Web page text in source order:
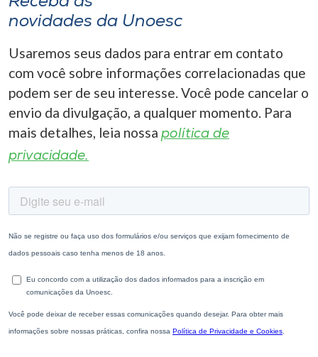
novidades da Unoesc
Usaremos seus dados para entrar em contato
com você sobre informações correlacionadas que
podem ser de seu interesse. Você pode cancelar o
envio da divulgação, a qualquer momento. Para
mais detalhes, leia nossa política de
privacidade.